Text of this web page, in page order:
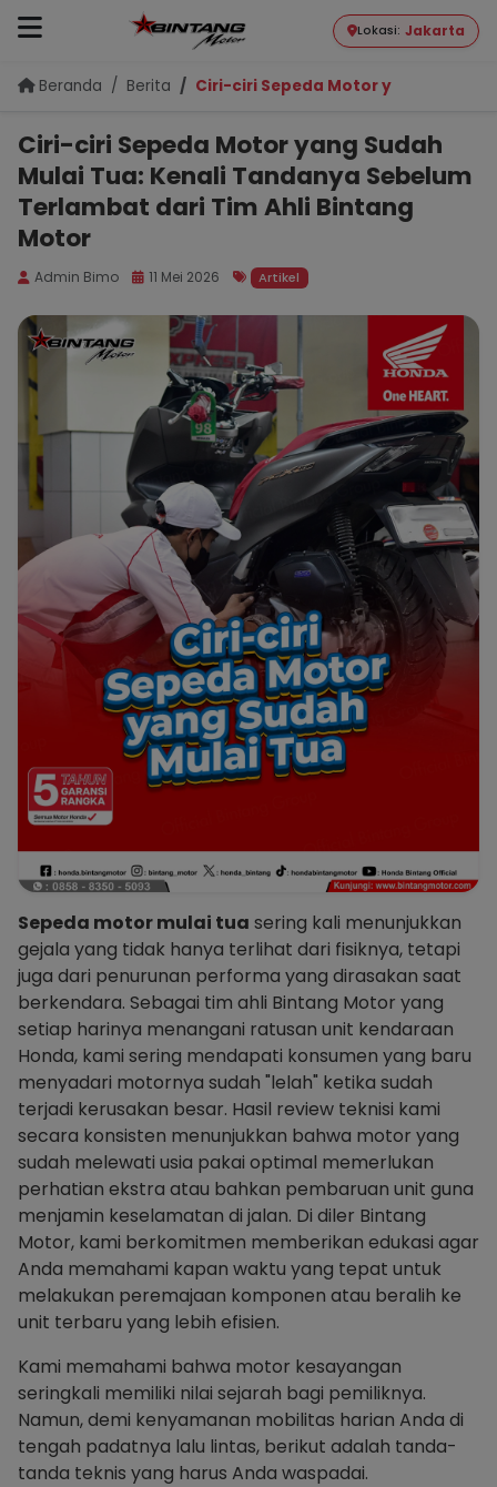
Lokasi: Jakarta
Beranda Berita Ciri-ciri Sepeda Motor yang Sudah
Ciri-ciri Sepeda Motor yang Sudah
Mulai Tua: Kenali Tandanya Sebelum
Terlambat dari Tim Ahli Bintang
Motor
Admin Bimo 11 Mei 2026 Artikel
Sepeda motor mulai tua sering kali menunjukkan
gejala yang tidak hanya terlihat dari fisiknya, tetapi
juga dari penurunan performa yang dirasakan saat
berkendara. Sebagai tim ahli Bintang Motor yang
setiap harinya menangani ratusan unit kendaraan
Honda, kami sering mendapati konsumen yang baru
menyadari motornya sudah "lelah" ketika sudah
terjadi kerusakan besar. Hasil review teknisi kami
secara konsisten menunjukkan bahwa motor yang
sudah melewati usia pakai optimal memerlukan
perhatian ekstra atau bahkan pembaruan unit guna
menjamin keselamatan di jalan. Di diler Bintang
Motor, kami berkomitmen memberikan edukasi agar
Anda memahami kapan waktu yang tepat untuk
melakukan peremajaan komponen atau beralih ke
unit terbaru yang lebih efisien.
Kami memahami bahwa motor kesayangan
seringkali memiliki nilai sejarah bagi pemiliknya.
Namun, demi kenyamanan mobilitas harian Anda di
tengah padatnya lalu lintas, berikut adalah tanda-
tanda teknis yang harus Anda waspadai.